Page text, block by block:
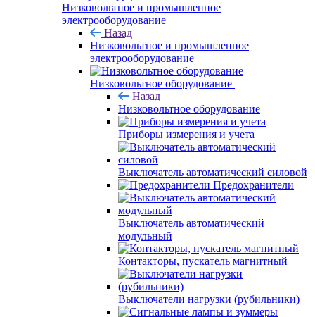
Низковольтное и промышленное
электрооборудование
Назад
Низковольтное и промышленное
электрооборудование
Низковольтное оборудование
Назад
Низковольтное оборудование
Приборы измерения и учета
Выключатель автоматический силовой
Предохранители
Выключатель автоматический
модульный
Контакторы, пускатель магнитный
Выключатели нагрузки (рубильники)